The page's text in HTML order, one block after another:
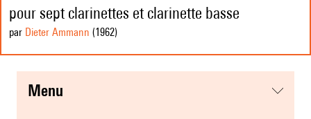
pour sept clarinettes et clarinette basse
par Dieter Ammann (1962)
menu